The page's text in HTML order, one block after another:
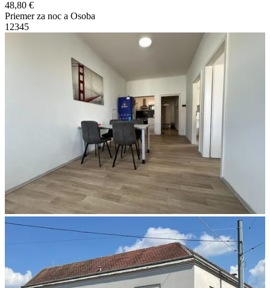
48,80 €
Priemer za noc a Osoba
1 2345